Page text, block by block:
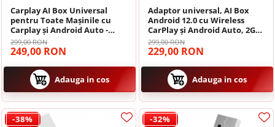
Navigatii Land Rover
Navigatii Iveco
Navigatii Chrysler
Carplay AI Box Universal
pentru Toate Mașinile cu
Carplay și Android Auto -
Transformă Conexiunea
Cablului în WiFi, Bluetooth
4.2, WiFi 5.8G
299,00 RON
249,00 RON
Adauga in cos
Adaptor universal, AI Box
Android 12.0 cu Wireless
CarPlay și Android Auto, 2GB
RAM+16GB ROM, Wi-Fi Dual-
Band, Suport TF Card și
AirPlay
299,00 RON
229,00 RON
Adauga in cos
-38% -32%